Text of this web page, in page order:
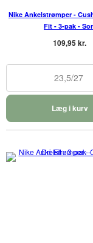
Nike Ankelstrømper -
Fit - 3-pak -
109,95 kr.
23,5/27
Læg i kurv